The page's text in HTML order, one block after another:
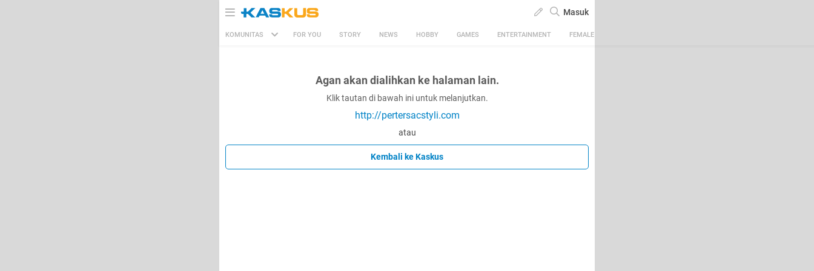
Masuk
KOMUNITAS FOR YOU STORY NEWS HOBBY GAMES ENTERTAINMENT FEMALE
Agan akan dialihkan ke halaman lain.
Klik tautan di bawah ini untuk melanjutkan.
http://pertersacstyli.com
atau
Kembali ke Kaskus